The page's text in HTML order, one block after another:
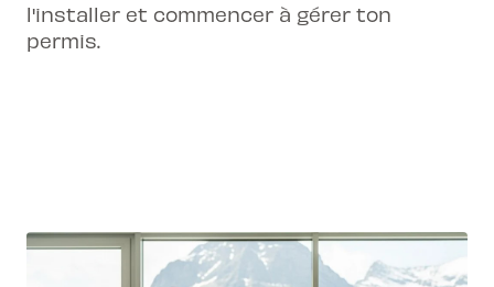
l'installer et commencer à gérer ton
permis.